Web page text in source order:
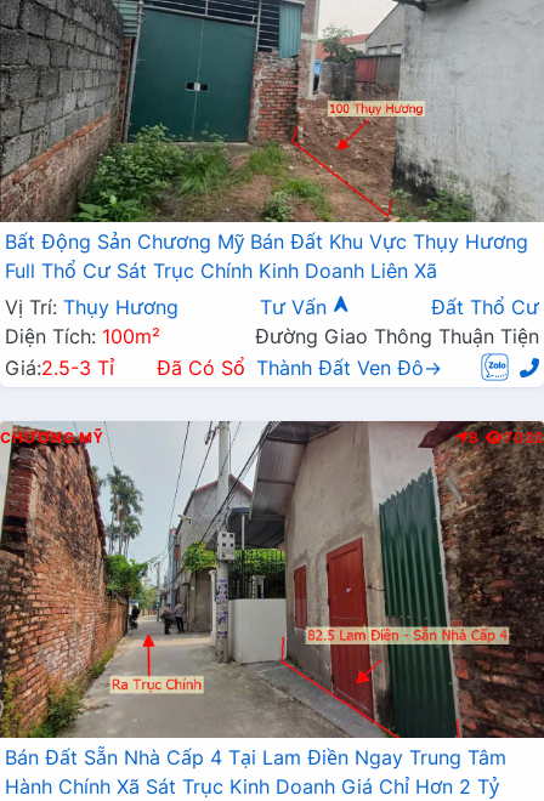
Bất Động Sản Chương Mỹ Bán Đất Khu Vực Thụy Hương
Full Thổ Cư Sát Trục Chính Kinh Doanh Liên Xã
Vị Trí: Thụy Hương Tư Vấn
Đất Thổ Cư
Diện Tích: 100m²
Đường Giao Thông Thuận Tiện
Giá:2.5-3 Tỉ Đã Có Sổ Thành Đất Ven Đô→
CHƯƠNG MỸ B 7032
Bán Đất Sẵn Nhà Cấp 4 Tại Lam Điền Ngay Trung Tâm
Hành Chính Xã Sát Trục Kinh Doanh Giá Chỉ Hơn 2 Tỷ